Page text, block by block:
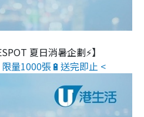
夏日消暑企劃⚡】
量1000張🔋送完即止 <